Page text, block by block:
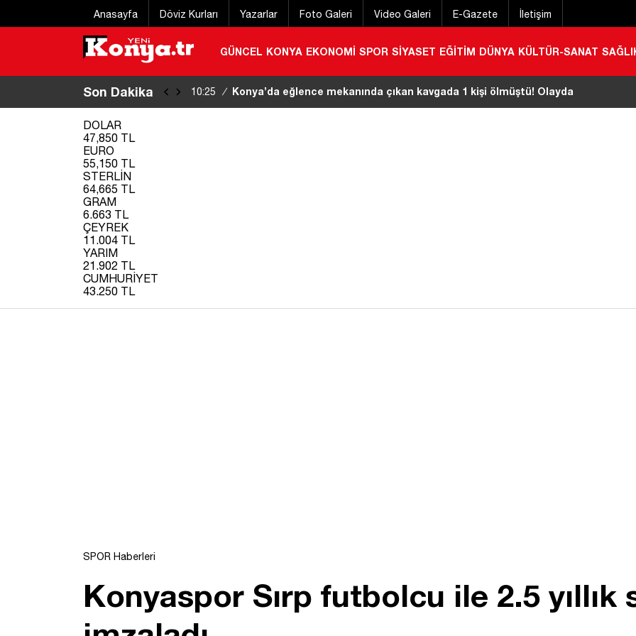
Anasayfa Döviz Kurları Yazarlar Foto Galeri Video Galeri E-Gazete İletişim
GÜNCEL KONYA EKONOMİ SPOR SİYASET EĞİTİM DÜNYA KÜLTÜR-SANAT
Son Dakika 10:17 / Konya’da aracın camını kırıp servet çalmışlardı! Maskeli soygun
DOLAR
47,850 TL
EURO
55,150 TL
STERLİN
64,665 TL
GRAM
6.663 TL
ÇEYREK
11.004 TL
YARIM
21.902 TL
CUMHURİYET
43.250 TL
SPOR Haberleri
Konyaspor Sırp futbolcu ile 2.5 yıllık